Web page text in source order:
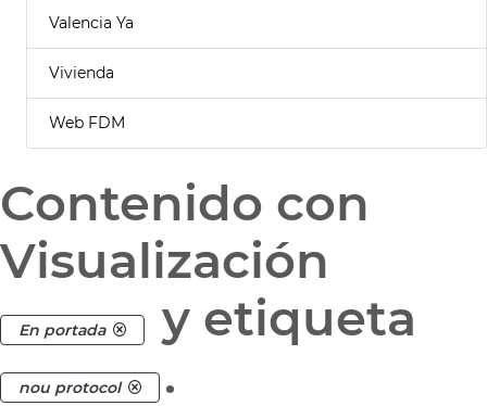
Valencia Ya
Vivienda
Web FDM
Contenido con
Visualización
En portada y etiqueta
nou protocol .